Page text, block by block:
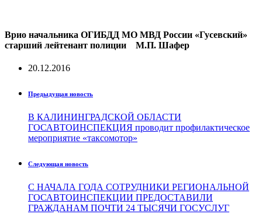
Врио начальника ОГИБДД МО МВД России «Гусевский»
старший лейтенант полиции М.П. Шафер
20.12.2016
Предыдущая новость
В КАЛИНИНГРАДСКОЙ ОБЛАСТИ
ГОСАВТОИНСПЕКЦИЯ проводит профилактическое
мероприятие «таксомотор»
Следующая новость
С НАЧАЛА ГОДА СОТРУДНИКИ РЕГИОНАЛЬНОЙ
ГОСАВТОИНСПЕКЦИИ ПРЕДОСТАВИЛИ
ГРАЖДАНАМ ПОЧТИ 24 ТЫСЯЧИ ГОСУСЛУГ